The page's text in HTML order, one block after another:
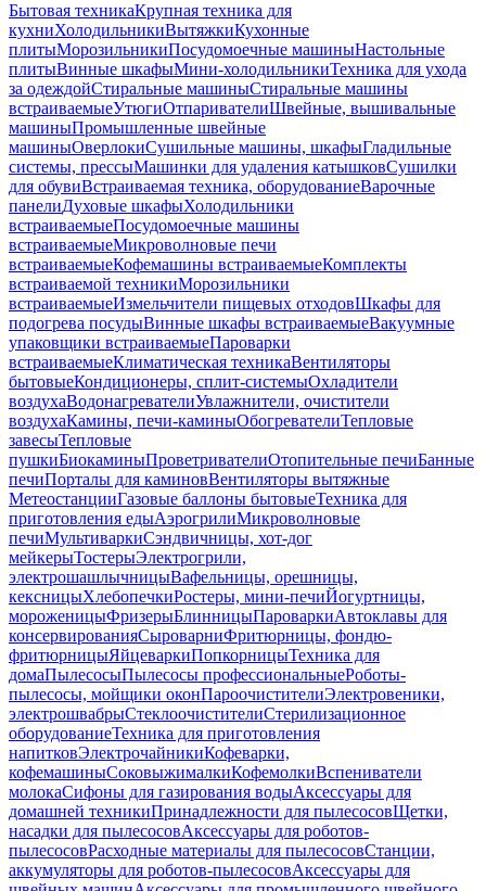
Бытовая техникаКрупная техника для
кухниХолодильникиВытяжкиКухонные
плитыМорозильникиПосудомоечные машиныНастольные
плитыВинные шкафыМини-холодильникиТехника для ухода
за одеждойСтиральные машиныСтиральные машины
встраиваемыеУтюгиОтпаривателиШвейные, вышивальные
машиныПромышленные швейные
машиныОверлокиСушильные машины, шкафыГладильные
системы, прессыМашинки для удаления катышковСушилки
для обувиВстраиваемая техника, оборудованиеВарочные
панелиДуховые шкафыХолодильники
встраиваемыеПосудомоечные машины
встраиваемыеМикроволновые печи
встраиваемыеКофемашины встраиваемыеКомплекты
встраиваемой техникиМорозильники
встраиваемыеИзмельчители пищевых отходовШкафы для
подогрева посудыВинные шкафы встраиваемыеВакуумные
упаковщики встраиваемыеПароварки
встраиваемыеКлиматическая техникаВентиляторы
бытовыеКондиционеры, сплит-системыОхладители
воздухаВодонагревателиУвлажнители, очистители
воздухаКамины, печи-каминыОбогревателиТепловые
завесыТепловые
пушкиБиокаминыПроветривателиОтопительные печиБанные
печиПорталы для каминовВентиляторы вытяжные
МетеостанцииГазовые баллоны бытовыеТехника для
приготовления едыАэрогрилиМикроволновые
печиМультиваркиСэндвичницы, хот-дог
мейкерыТостерыЭлектрогрили,
электрошашлычницыВафельницы, орешницы,
кексницыХлебопечкиРостеры, мини-печиЙогуртницы,
мороженицыФризерыБлинницыПароваркиАвтоклавы для
консервированияСыроварниФритюрницы, фондю-
фритюрницыЯйцеваркиПопкорницыТехника для
домаПылесосыПылесосы профессиональныеРоботы-
пылесосы, мойщики оконПароочистителиЭлектровеники,
электрошвабрыСтеклоочистителиСтерилизационное
оборудованиеТехника для приготовления
напитковЭлектрочайникиКофеварки,
кофемашиныСоковыжималкиКофемолкиВспениватели
молокаСифоны для газирования водыАксессуары для
домашней техникиПринадлежности для пылесосовЩетки,
насадки для пылесосовАксессуары для роботов-
пылесосовРасходные материалы для пылесосовСтанции,
аккумуляторы для роботов-пылесосовАксессуары для